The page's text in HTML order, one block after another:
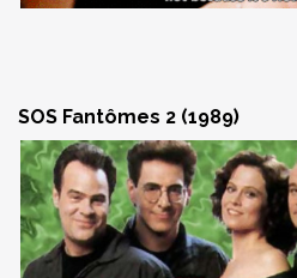
SOS Fantômes 2 (1989)